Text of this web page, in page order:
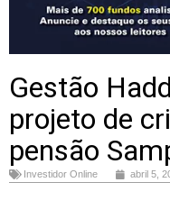
Gestão
projeto de
pensão
Investidor Online abril 5,